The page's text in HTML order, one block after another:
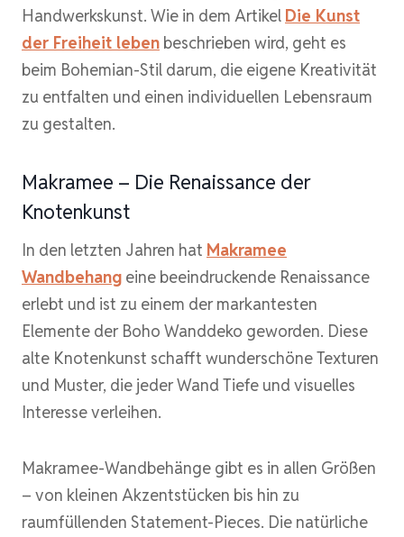
Handwerkskunst. Wie in dem Artikel Die Kunst
der Freiheit leben beschrieben wird, geht es
beim Bohemian-Stil darum, die eigene Kreativität
zu entfalten und einen individuellen Lebensraum
zu gestalten.
Makramee – Die Renaissance der
Knotenkunst
In den letzten Jahren hat Makramee
Wandbehang eine beeindruckende Renaissance
erlebt und ist zu einem der markantesten
Elemente der Boho Wanddeko geworden. Diese
alte Knotenkunst schafft wunderschöne Texturen
und Muster, die jeder Wand Tiefe und visuelles
Interesse verleihen.
Makramee-Wandbehänge gibt es in allen Größen
– von kleinen Akzentstücken bis hin zu
raumfüllenden Statement-Pieces. Die natürliche